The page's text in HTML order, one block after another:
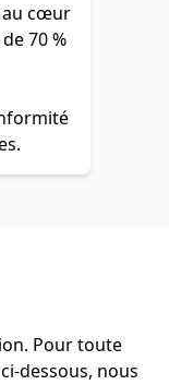
au cœur
70 %
Pour toute
dessous, nous